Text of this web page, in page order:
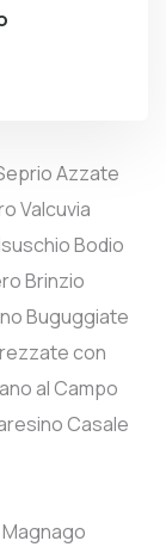
Azzate
Valcuvia
Bodio
Brinzio
Buguggiate
con
al Campo
Casale